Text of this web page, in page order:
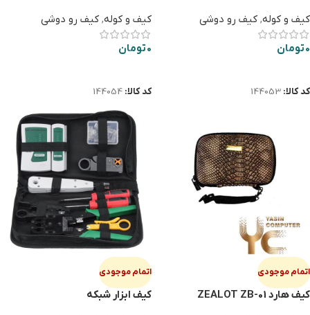
کیف و کوله, کیف رو دوشی
0تومان
کد کالا: 144053
کیف و کوله, کیف رو دوشی
0تومان
کد کالا: 144054
اتمام موجودی
كيف هارد ZEALOT ZB-01
اتمام موجودی
کیف ابزار شبکه